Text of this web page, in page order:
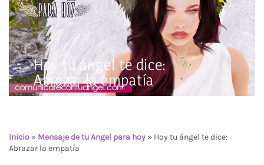
Hoy tu ángel te dice:
Abrazar la empatía
Inicio » Mensaje de tu Angel para hoy » Hoy tu ángel te dice:
Abrazar la empatía